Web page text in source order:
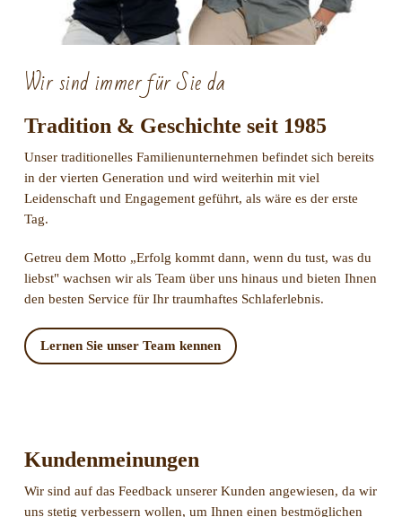
Wir sind immer für Sie da
Tradition & Geschichte seit 1985
Unser traditionelles Familienunternehmen befindet sich bereits
in der vierten Generation und wird weiterhin mit viel
Leidenschaft und Engagement geführt, als wäre es der erste
Tag.
Getreu dem Motto „Erfolg kommt dann, wenn du tust, was du
liebst" wachsen wir als Team über uns hinaus und bieten Ihnen
den besten Service für Ihr traumhaftes Schlaferlebnis.
Lernen Sie unser Team kennen
Kundenmeinungen
Wir sind auf das Feedback unserer Kunden angewiesen, da wir
uns stetig verbessern wollen, um Ihnen einen bestmöglichen